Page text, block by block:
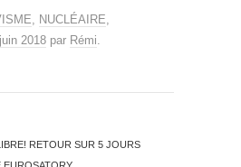
NUCLÉAIRE
2018 par Rémi
RETOUR SUR 5 JOURS